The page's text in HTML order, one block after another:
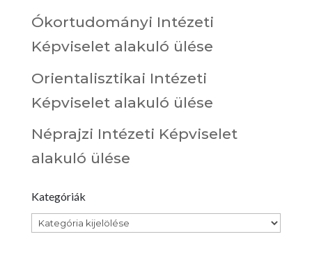
Ókortudományi Intézeti
Képviselet alakuló ülése
Orientalisztikai Intézeti
Képviselet alakuló ülése
Néprajzi Intézeti Képviselet
alakuló ülése
Kategóriák
Kategóriák